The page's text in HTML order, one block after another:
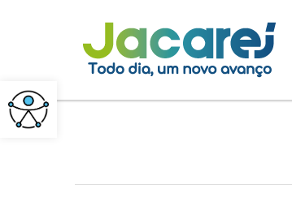
Pular para o conteúdo